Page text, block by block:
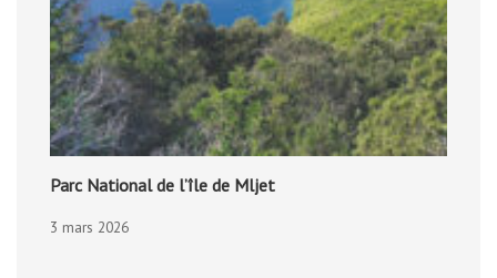
Parc National de l’île de Mljet
3 mars 2026